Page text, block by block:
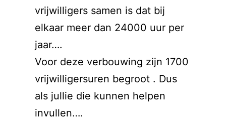
vrijwilligers samen is dat bij
elkaar meer dan 24000 uur per
jaar….
Voor deze verbouwing zijn 1700
vrijwilligersuren begroot . Dus
als jullie die kunnen helpen
invullen….